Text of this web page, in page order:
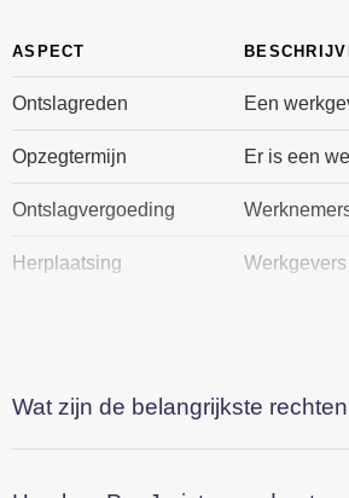
ASPECT
Ontslagreden Een
Opzegtermijn Er is een
Ontslagvergoeding
Herplaatsing
Bovendien hebben werknemers het
een procedure starten bij de
Essentiële
Wat zijn de belangrijkste